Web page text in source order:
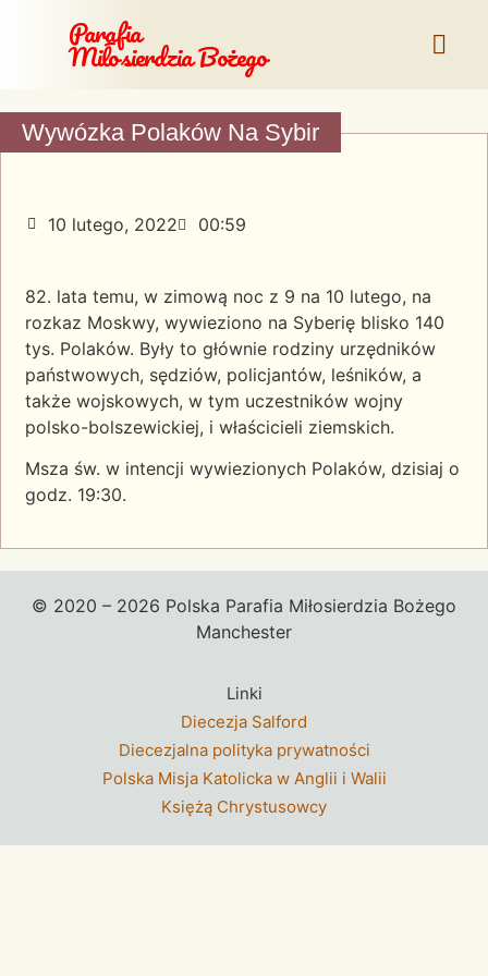
Parafia
Miłosierdzia Bożego
Wywózka Polaków Na Sybir
10 lutego, 2022 00:59
82. lata temu, w zimową noc z 9 na 10 lutego, na
rozkaz Moskwy, wywieziono na Syberię blisko 140
tys. Polaków. Były to głównie rodziny urzędników
państwowych, sędziów, policjantów, leśników, a
także wojskowych, w tym uczestników wojny
polsko-bolszewickiej, i właścicieli ziemskich.
Msza św. w intencji wywiezionych Polaków, dzisiaj o
godz. 19:30.
© 2020 – 2026 Polska Parafia Miłosierdzia Bożego
Manchester
Linki
Diecezja Salford
Diecezjalna polityka prywatności
Polska Misja Katolicka w Anglii i Walii
Księżą Chrystusowcy